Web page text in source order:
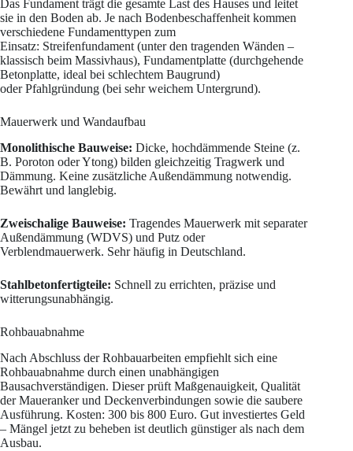
Das Fundament trägt die gesamte Last des Hauses und leitet
sie in den Boden ab. Je nach Bodenbeschaffenheit kommen
verschiedene Fundamenttypen zum
Einsatz: Streifenfundament (unter den tragenden Wänden –
klassisch beim Massivhaus), Fundamentplatte (durchgehende
Betonplatte, ideal bei schlechtem Baugrund)
oder Pfahlgründung (bei sehr weichem Untergrund).
Mauerwerk und Wandaufbau
Monolithische Bauweise: Dicke, hochdämmende Steine (z.
B. Poroton oder Ytong) bilden gleichzeitig Tragwerk und
Dämmung. Keine zusätzliche Außendämmung notwendig.
Bewährt und langlebig.
Zweischalige Bauweise: Tragendes Mauerwerk mit separater
Außendämmung (WDVS) und Putz oder
Verblendmauerwerk. Sehr häufig in Deutschland.
Stahlbetonfertigteile: Schnell zu errichten, präzise und
witterungsunabhängig.
Rohbauabnahme
Nach Abschluss der Rohbauarbeiten empfiehlt sich eine
Rohbauabnahme durch einen unabhängigen
Bausachverständigen. Dieser prüft Maßgenauigkeit, Qualität
der Maueranker und Deckenverbindungen sowie die saubere
Ausführung. Kosten: 300 bis 800 Euro. Gut investiertes Geld
– Mängel jetzt zu beheben ist deutlich günstiger als nach dem
Ausbau.